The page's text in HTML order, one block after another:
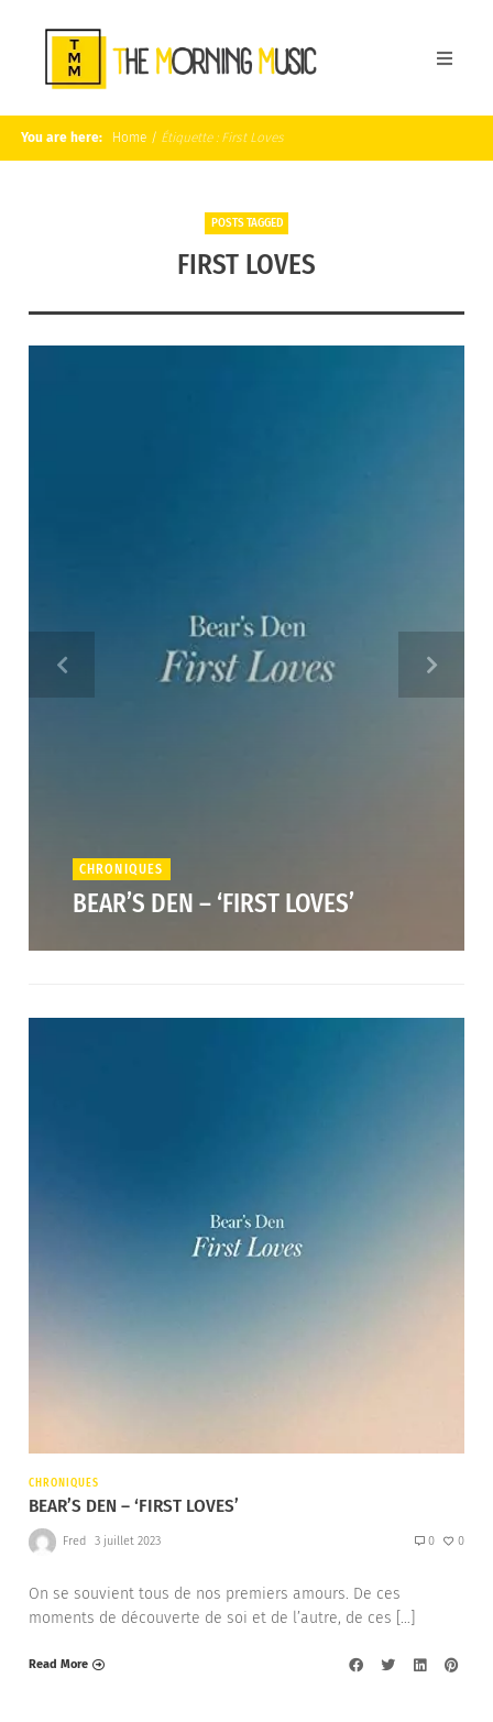
You are here: Home / Étiquette : First Loves
POSTS TAGGED
FIRST LOVES
CHRONIQUES
BEAR’S DEN – ‘FIRST LOVES’
CHRONIQUES
BEAR’S DEN – ‘FIRST LOVES’
Fred 3 juillet 2023 0 0
On se souvient tous de nos premiers amours. De ces
moments de découverte de soi et de l’autre, de ces […]
Read More